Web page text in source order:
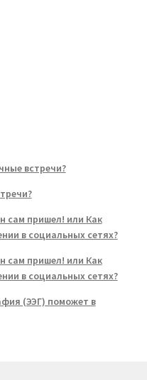
встречи?
сам пришел! или Как
в социальных сетях?
сам пришел! или Как
в социальных сетях?
(ЭЭГ) поможет в